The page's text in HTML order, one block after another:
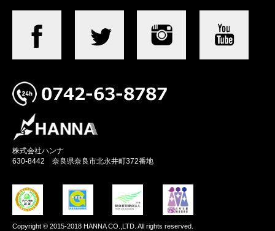
株式会社ハンナ
630-8442 奈良県奈良市北永井町372番地
Copyright © 2015-2018 HANNA CO.,LTD. All rights reserved.